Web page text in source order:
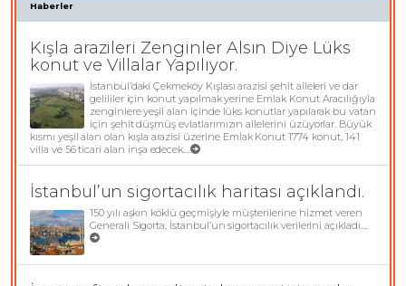
Haberler
Kışla arazileri Zenginler Alsın Diye Lüks
konut ve Villalar Yapılıyor.
İstanbul’daki Çekmeköy Kışlası arazisi şehit aileleri ve dar
gelililer için konut yapılmak yerine Emlak Konut Aracılığıyla
zenginlere yeşil alan içinde lüks konutlar yapılarak bu vatan
için şehit düşmüş evlatlarımızın ailelerini üzüyorlar. Büyük
kısmı yeşil alan olan kışla arazisi üzerine Emlak Konut 1774 konut, 141
villa ve 56 ticari alan inşa edecek....
İstanbul’un sigortacılık haritası açıklandı.
150 yılı aşkın köklü geçmişiyle müşterilerine hizmet veren
Generali Sigorta, İstanbul’un sigortacılık verilerini açıkladı....